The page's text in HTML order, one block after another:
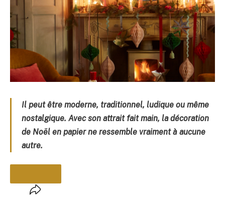
Il peut être moderne, traditionnel, ludique ou même
nostalgique. Avec son attrait fait main, la décoration
de Noël en papier ne ressemble vraiment à aucune
autre.